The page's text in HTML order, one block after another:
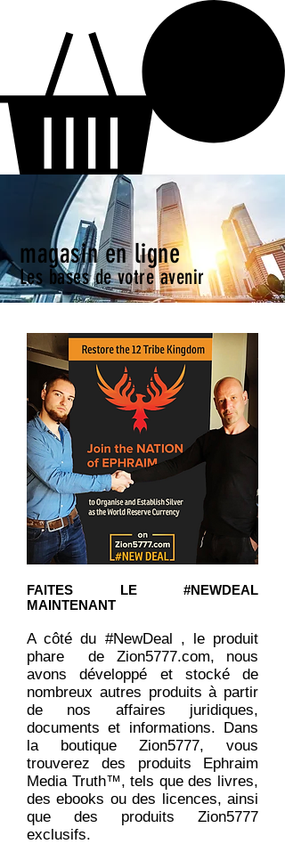
parasha
magasin en ligne
Les bases de votre avenir
FAITES LE #NEWDEAL
MAINTENANT
A côté du #NewDeal , le produit
phare de Zion5777.com, nous
avons développé et stocké de
nombreux autres produits à partir
de nos affaires juridiques,
documents et informations. Dans
la boutique Zion5777, vous
trouverez des produits Ephraim
Media Truth™, tels que des livres,
des ebooks ou des licences, ainsi
que des produits Zion5777
exclusifs.